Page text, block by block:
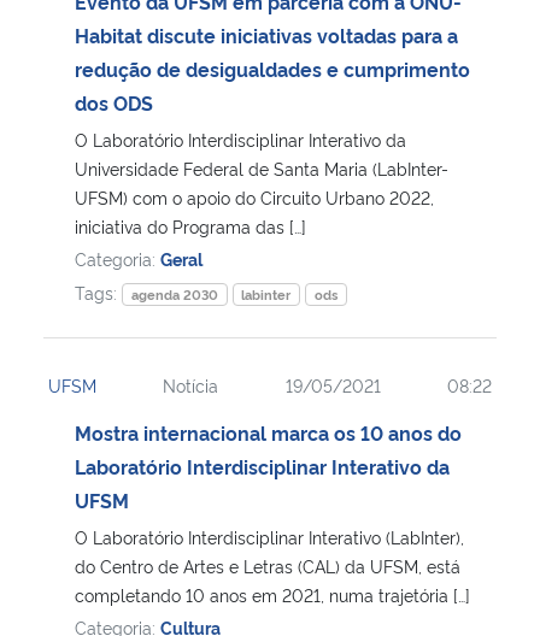
Habitat discute iniciativas voltadas para a
redução de desigualdades e cumprimento
dos ODS
O Laboratório Interdisciplinar Interativo da
Universidade Federal de Santa Maria (LabInter-
UFSM) com o apoio do Circuito Urbano 2022,
iniciativa do Programa das […]
Categoria: Geral
Tags:
agenda 2030 labinter ods
UFSM Notícia 19/05/2021 08:22
Mostra internacional marca os 10 anos do
Laboratório Interdisciplinar Interativo da
UFSM
O Laboratório Interdisciplinar Interativo (LabInter),
do Centro de Artes e Letras (CAL) da UFSM, está
completando 10 anos em 2021, numa trajetória […]
Categoria: Cultura